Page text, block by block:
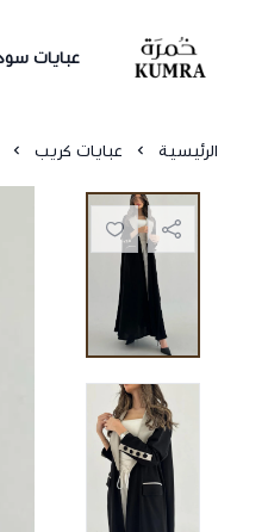
خمرة
عبايات
الرئيسية عبايات كريب